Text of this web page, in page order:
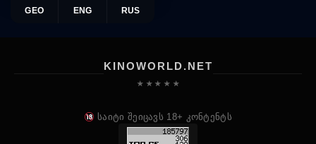
GEO ENG RUS
KINOWORLD.NET
★ ★ ★ ★ ★
საიტი შეიცავს 18+ კონტენტს